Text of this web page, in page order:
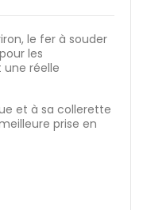
le fer à souder
les
réelle
et à sa collerette
prise en